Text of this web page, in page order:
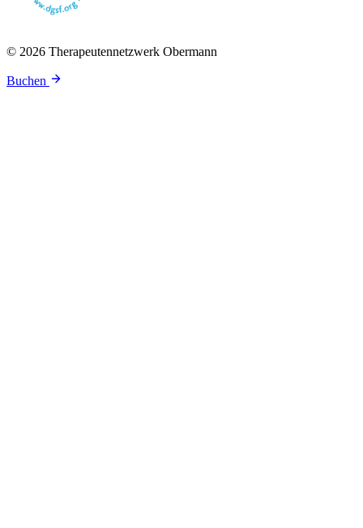
© 2026 Therapeutennetzwerk Obermann
Buchen